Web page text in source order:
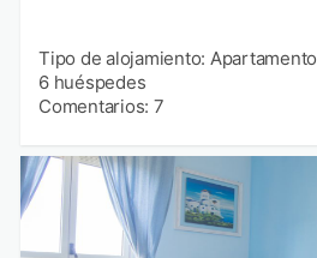
Tipo de alojamiento: Apartamento
6 huéspedes
Comentarios: 7